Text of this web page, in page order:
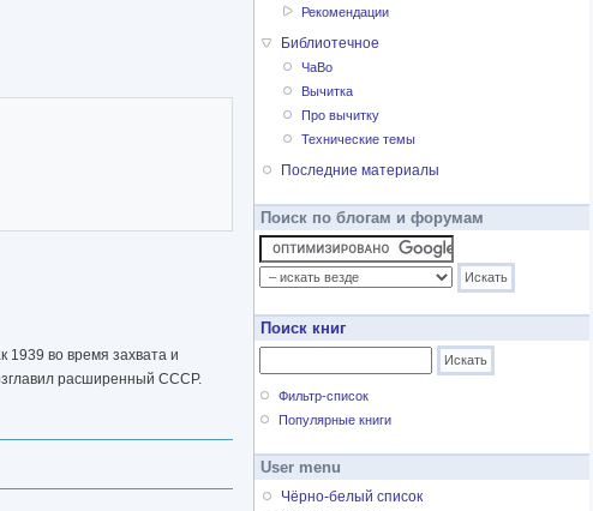
1939 во время захвата и
расширенный СССР.
Рекомендации
Библиотечное
ЧаВо
Вычитка
Про вычитку
Технические темы
Последние материалы
Поиск по блогам и форумам
Поиск книг
Фильтр-список
Популярные книги
User menu
Чёрно-белый список